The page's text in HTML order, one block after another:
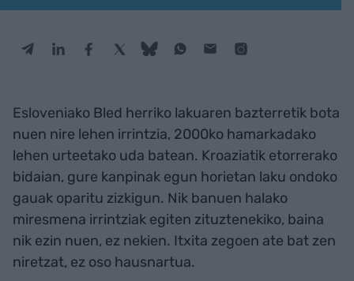
Esloveniako Bled herriko lakuaren bazterretik bota
nuen nire lehen irrintzia, 2000ko hamarkadako
lehen urteetako uda batean. Kroaziatik etorrerako
bidaian, gure kanpinak egun horietan laku ondoko
gauak oparitu zizkigun. Nik banuen halako
miresmena irrintziak egiten zituztenekiko, baina
nik ezin nuen, ez nekien. Itxita zegoen ate bat zen
niretzat, ez oso hausnartua.